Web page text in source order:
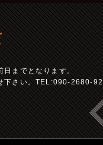
までとなります。
下さい。TEL:090-2680-